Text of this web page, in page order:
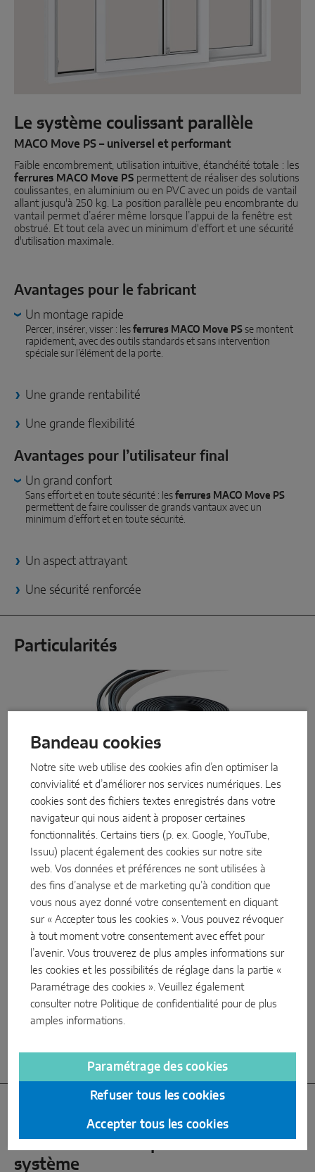
Instinct by MACO
MACO Protect M-TS
MACO Protect A-TS
À relevage
SOLUTIONS DE CAPTEURS INTELLIGENTS
MACO Tronic
SOLUTIONS DE SERVICE
Service numérique
Service de normalisation
Le système coulissant parallèle
MACO Move PS – universel et performant
Faible encombrement, utilisation intuitive, étanchéité totale : les
ferrures MACO Move PS permettent de réaliser des solutions
coulissantes, en aluminium ou en PVC avec un poids de vantail
allant jusqu'à 250 kg. La position parallèle peu encombrante du
vantail permet d’aérer même lorsque l’appui de la fenêtre est
obstrué. Et tout cela avec un minimum d'effort et une sécurité
d'utilisation maximale.
Avantages pour le fabricant
Un montage rapide
Percer, insérer, visser : les ferrures MACO Move PS se montent
rapidement, avec des outils standards et sans intervention
spéciale sur l’élément de la porte.
Une grande rentabilité
Une grande flexibilité
Avantages pour l’utilisateur final
Un grand confort
Sans effort et en toute sécurité : les ferrures MACO Move PS
permettent de faire coulisser de grands vantaux avec un
minimum d’effort et en toute sécurité.
Un aspect attrayant
Une sécurité renforcée
Particularités
Etanchéité et efficacité énergétique
Jusqu'à huit éléments de ferrure sur la périphérie
de l'ouvrant assurent une poussée synchrone de
l'ouvrant de la fenêtre de l’intérieur vers
l’extérieur. On obtient ainsi une forte pression de
contact qui garantit une étanchéité totale : le
vent, les intempéries et le bruit restent à
l’extérieur, la chaleur et l’énergie à l’intérieur.
Des solutions adaptées avec
système
Bandeau cookies
Notre site web utilise des cookies afin d’en optimiser la
convivialité et d’améliorer nos services numériques. Les
cookies sont des fichiers textes enregistrés dans votre
navigateur qui nous aident à proposer certaines
fonctionnalités. Certains tiers (p. ex. Google, YouTube,
Issuu) placent également des cookies sur notre site
web. Vos données et préférences ne sont utilisées à
des fins d’analyse et de marketing qu’à condition que
vous nous ayez donné votre consentement en cliquant
sur « Accepter tous les cookies ». Vous pouvez révoquer
à tout moment votre consentement avec effet pour
l’avenir. Vous trouverez de plus amples informations sur
les cookies et les possibilités de réglage dans la partie «
Paramétrage des cookies ». Veuillez également
consulter notre Politique de confidentialité pour de plus
amples informations.
Paramétrage des cookies
Refuser tous les cookies
Accepter tous les cookies